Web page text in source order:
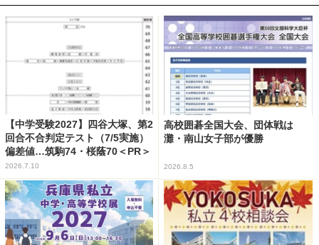
【中学受験2027】四谷大塚、第2
回合不合判定テスト（7/5実施）
偏差値…筑駒74・桜蔭70＜PR＞
2026.7.10
高校囲碁全国大会、団体戦は
灘・南山女子部が優勝
2026.8.5